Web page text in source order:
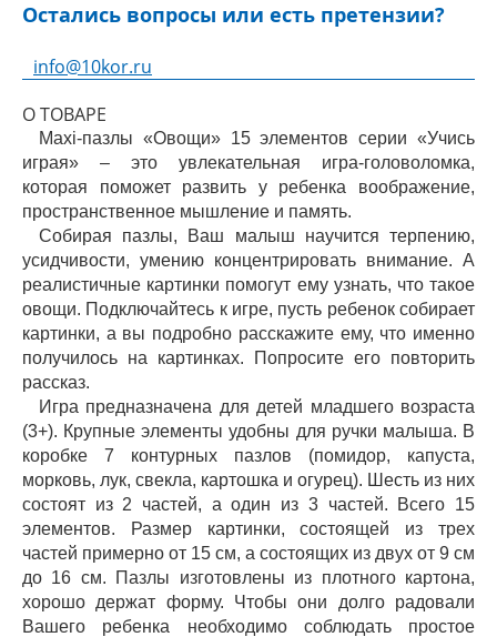
Остались вопросы или есть претензии?
info@10kor.ru
О ТОВАРЕ
Maxi-пазлы «Овощи» 15 элементов серии «Учись
играя» – это увлекательная игра-головоломка,
которая поможет развить у ребенка воображение,
пространственное мышление и память.
Собирая пазлы, Ваш малыш научится терпению,
усидчивости, умению концентрировать внимание. А
реалистичные картинки помогут ему узнать, что такое
овощи. Подключайтесь к игре, пусть ребенок собирает
картинки, а вы подробно расскажите ему, что именно
получилось на картинках. Попросите его повторить
рассказ.
Игра предназначена для детей младшего возраста
(3+). Крупные элементы удобны для ручки малыша. В
коробке 7 контурных пазлов (помидор, капуста,
морковь, лук, свекла, картошка и огурец). Шесть из них
состоят из 2 частей, а один из 3 частей. Всего 15
элементов. Размер картинки, состоящей из трех
частей примерно от 15 см, а состоящих из двух от 9 см
до 16 см. Пазлы изготовлены из плотного картона,
хорошо держат форму. Чтобы они долго радовали
Вашего ребенка необходимо соблюдать простое